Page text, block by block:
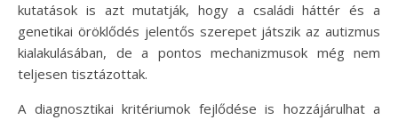
kutatások is azt mutatják, hogy a családi háttér és a
genetikai öröklődés jelentős szerepet játszik az autizmus
kialakulásában, de a pontos mechanizmusok még nem
teljesen tisztázottak.
A diagnosztikai kritériumok fejlődése is hozzájárulhat a